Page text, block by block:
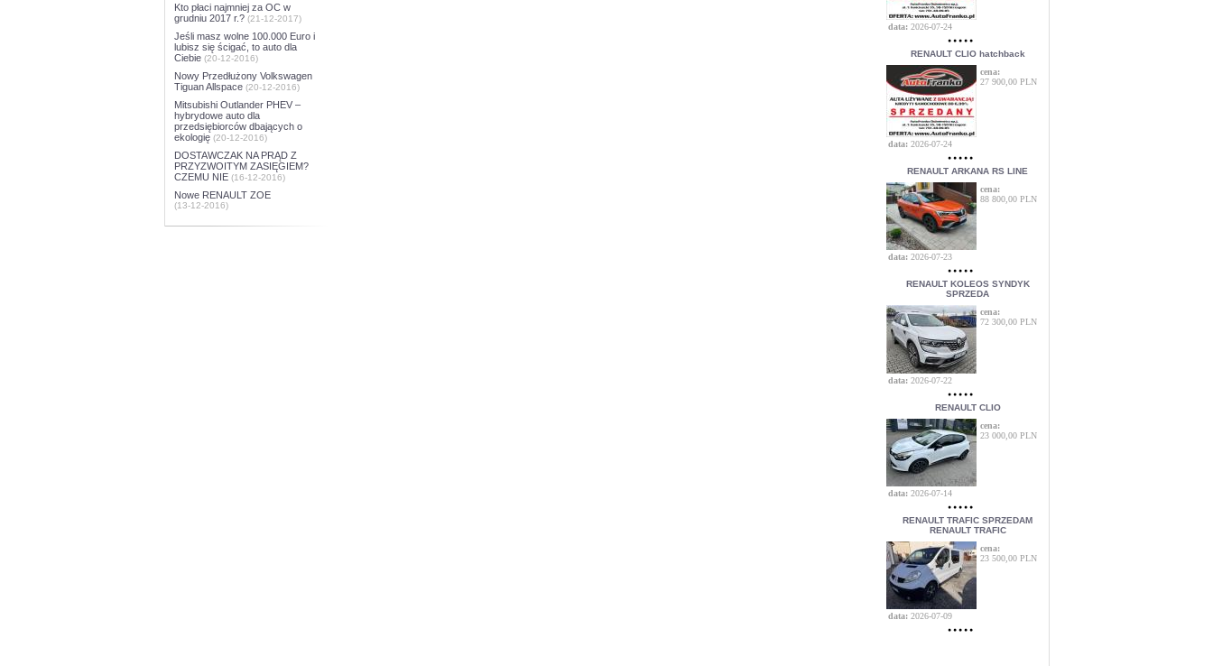
Kto płaci najmniej za OC w
grudniu 2017 r.? (21-12-2017)
Jeśli masz wolne 100.000 Euro i
lubisz się ścigać, to auto dla
Ciebie (20-12-2016)
Nowy Przedłużony Volkswagen
Tiguan Allspace (20-12-2016)
Mitsubishi Outlander PHEV –
hybrydowe auto dla
przedsiębiorców dbających o
ekologię (20-12-2016)
DOSTAWCZAK NA PRĄD Z
PRZYZWOITYM ZASIĘGIEM?
CZEMU NIE (16-12-2016)
Nowe RENAULT ZOE
(13-12-2016)
data: 2026-07-24
RENAULT CLIO hatchback
cena:
27 900,00 PLN
data: 2026-07-24
RENAULT ARKANA RS LINE
cena:
88 800,00 PLN
data: 2026-07-23
RENAULT KOLEOS SYNDYK
SPRZEDA
cena:
72 300,00 PLN
data: 2026-07-22
RENAULT CLIO
cena:
23 000,00 PLN
data: 2026-07-14
RENAULT TRAFIC SPRZEDAM
RENAULT TRAFIC
cena:
23 500,00 PLN
data: 2026-07-09